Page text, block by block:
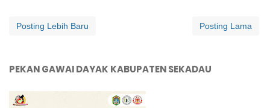
Posting Lebih Baru Posting Lama
PEKAN GAWAI DAYAK KABUPATEN SEKADAU